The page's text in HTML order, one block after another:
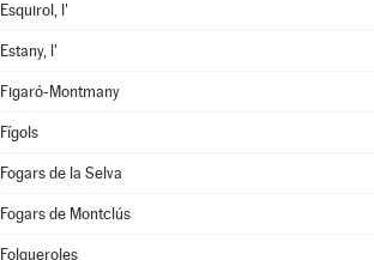
Esquirol, l'
Estany, l'
Figaró-Montmany
Fígols
Fogars de la Selva
Fogars de Montclús
Folgueroles